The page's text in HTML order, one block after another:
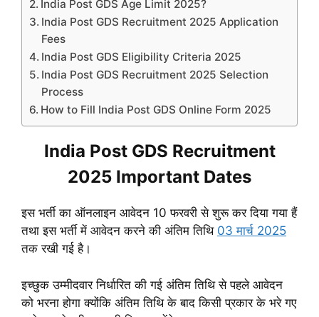
India Post GDS Age Limit 2025?
India Post GDS Recruitment 2025 Application
Fees
India Post GDS Eligibility Criteria 2025
India Post GDS Recruitment 2025 Selection
Process
How to Fill India Post GDS Online Form 2025
India Post GDS Recruitment
2025 Important Dates
इस भर्ती का ऑनलाइन आवेदन 10 फरवरी से शुरू कर दिया गया हैं
तथा इस भर्ती में आवेदन करने की अंतिम तिथि 03 मार्च 2025
तक रखी गई है।
इच्छुक उम्मीदवार निर्धारित की गई अंतिम तिथि से पहले आवेदन
को भरना होगाक्योंकि अंतिम तिथि के बाद किसी प्रकार के भरे गए